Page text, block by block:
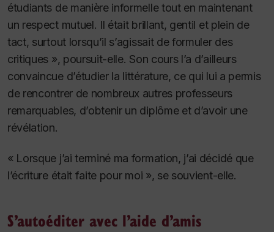
étudiants de manière informelle tout en maintenant
un respect mutuel. Il était brillant, gentil et plein de
tact, surtout lorsqu’il s’agissait de formuler des
critiques », poursuit-elle. Son cours l’a d’ailleurs
convaincue d’étudier la littérature, ce qui lui a permis
de rencontrer de nombreux autres professeurs
remarquables, d’obtenir un diplôme et d’avoir une
révélation.
« Lorsque j’ai terminé ma formation, j’ai décidé que
l’écriture était faite pour moi », se souvient-elle.
S’autoéditer avec l’aide d’amis